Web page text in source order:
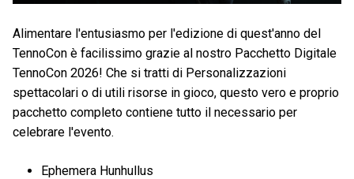
Alimentare l'entusiasmo per l'edizione di quest'anno del
TennoCon è facilissimo grazie al nostro Pacchetto Digitale
TennoCon 2026! Che si tratti di Personalizzazioni
spettacolari o di utili risorse in gioco, questo vero e proprio
pacchetto completo contiene tutto il necessario per
celebrare l'evento.
Ephemera Hunhullus